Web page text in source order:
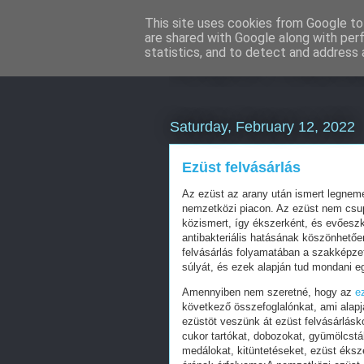
Online
Saturday, February 12, 2022
Ezüst felvásárlás
Az ezüst az arany után ismert
nemzetközi piacon. Az ezüst nem
közismert, így ékszerként, és
antibakteriális hatásának
felvásárlás folyamatában a
súlyát, és ezek alapján tud mondani
Amennyiben nem szeretné, hogy az
következő összefoglalónkat, ami
ezüstöt veszünk át ezüst
cukor tartókat, dobozokat,
medálokat, kitüntetéseket, ezüst
This site uses cookies from Google
are shared with Google along with
statistics, and to detect and address